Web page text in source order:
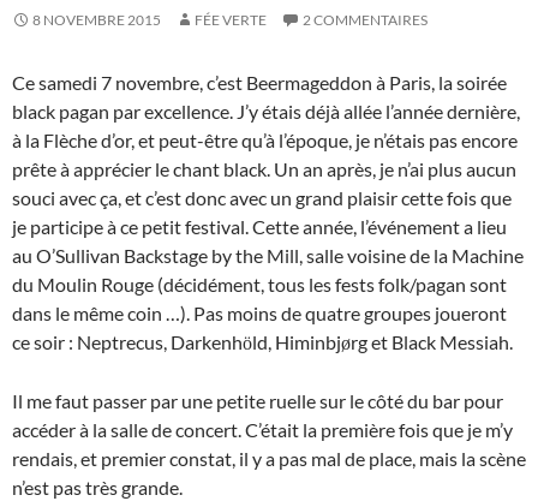
8 NOVEMBRE 2015 FÉE VERTE 2 COMMENTAIRES
Ce samedi 7 novembre, c’est Beermageddon à Paris, la soirée
black pagan par excellence. J’y étais déjà allée l’année dernière,
à la Flèche d’or, et peut-être qu’à l’époque, je n’étais pas encore
prête à apprécier le chant black. Un an après, je n’ai plus aucun
souci avec ça, et c’est donc avec un grand plaisir cette fois que
je participe à ce petit festival. Cette année, l’événement a lieu
au O’Sullivan Backstage by the Mill, salle voisine de la Machine
du Moulin Rouge (décidément, tous les fests folk/pagan sont
dans le même coin …). Pas moins de quatre groupes joueront
ce soir : Neptrecus, Darkenhöld, Himinbjørg et Black Messiah.
Il me faut passer par une petite ruelle sur le côté du bar pour
accéder à la salle de concert. C’était la première fois que je m’y
rendais, et premier constat, il y a pas mal de place, mais la scène
n’est pas très grande.